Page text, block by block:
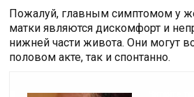
Пожалуй, главным симптомом у
матки являются дискомфорт и
нижней части живота. Они могут
половом акте, так и спонтанно.